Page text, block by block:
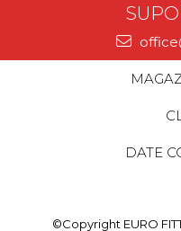
DATE
©Copyright EURO